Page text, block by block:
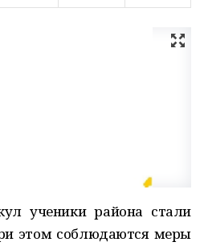
ученики района стали
этом соблюдаются меры